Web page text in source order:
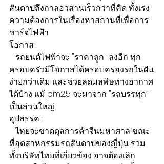
สันดาปถึงกาลอวสานเร็วกว่าที่คิด ทั้งเร่ง
ความต้องการในเรื่องหาสถานที่เพื่อการ
ชาร์จไฟฟ้า
โอกาส :
รถยนต์ไฟฟ้าจะ "ราคาถูก" ลงอีก ทุก
ครอบครัวมีโอกาสได้ครอบครองรถในฝัน
ง่ายกว่าเดิม และช่วยลดมลพิษทางอากาศ
ได้บ้าง แม้ pm2.5 จะมาจาก "รถบรรทุก"
เป็นส่วนใหญ่
อุปสรรค :
ไทยจะขาดดุลการค้าจีนมหาศาล ขณะ
ที่อุตสาหกรรมรถสันดาปของญี่ปุ่น รวม
ทั้งบริษัทไทยที่เกี่ยวข้อง อาจต้องเลิก